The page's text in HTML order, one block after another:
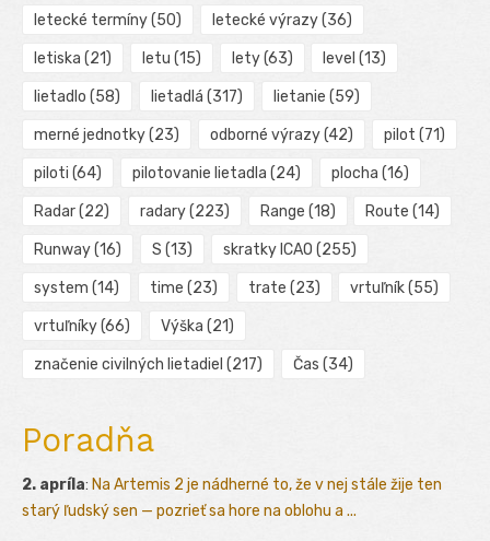
letecké termíny(50) letecké výrazy(36)
letiska (21) letu (15) lety(63) level (13)
lietadlo (58) lietadlá (317) lietanie (59)
merné jednotky(23) odborné výrazy(42) pilot (71)
piloti (64) pilotovanie lietadla (24) plocha (16)
Radar(22) radary(223) Range (18) Route (14)
Runway(16) S (13) skratky ICAO (255)
system (14) time (23) trate (23) vrtuľník(55)
vrtuľníky(66) Výška (21)
značenie civilných lietadiel (217) Čas (34)
Poradňa
2. apríla: Na Artemis 2 je nádherné to, že v nej stále žije ten
starý ľudský sen — pozrieť sa hore na oblohu a ...